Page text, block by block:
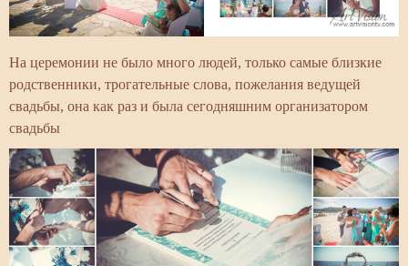
На церемонии не было много людей, только самые близкие
родственники, трогательные слова, пожелания ведущей
свадьбы, она как раз и была сегодняшним организатором
свадьбы